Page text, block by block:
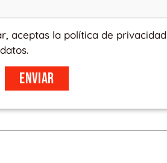
aceptas la política de privacidad
Enviar